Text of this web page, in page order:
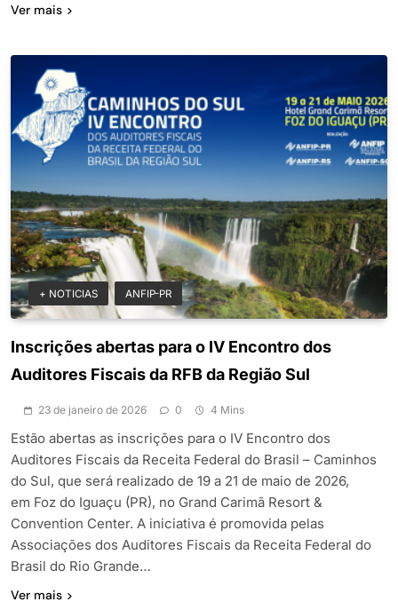
Ver mais
+ NOTICIAS ANFIP-PR
Inscrições abertas para o IV Encontro dos
Auditores Fiscais da RFB da Região Sul
23 de janeiro de 2026 0 4 Mins
Estão abertas as inscrições para o IV Encontro dos
Auditores Fiscais da Receita Federal do Brasil – Caminhos
do Sul, que será realizado de 19 a 21 de maio de 2026,
em Foz do Iguaçu (PR), no Grand Carimã Resort &
Convention Center. A iniciativa é promovida pelas
Associações dos Auditores Fiscais da Receita Federal do
Brasil do Rio Grande…
Ver mais